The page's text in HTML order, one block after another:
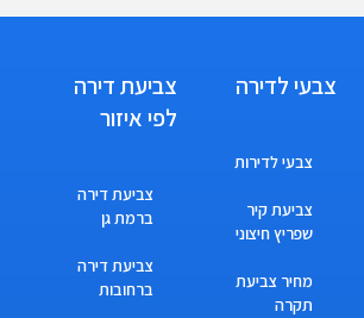
צבעי לדירה
צבעי לדירות
צביעת קיר
שפריץ חיצוני
מחיר צביעת
תקרה
צביעת דירה
לפי איזור
צביעת דירה
ברמת גן
צביעת דירה
ברחובות